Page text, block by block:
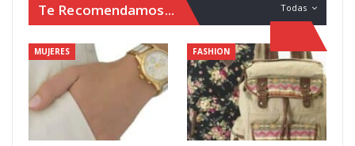
Todas
Te Recomendamos...
MUJERES FASHION